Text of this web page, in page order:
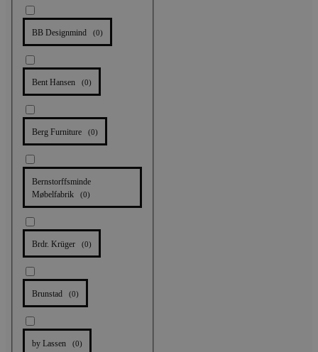
BB Designmind (0)
Bent Hansen (0)
Berg Furniture (0)
Bernstorffsminde
Møbelfabrik
(0)
Brdr. Krüger (0)
Brunstad (0)
by Lassen (0)